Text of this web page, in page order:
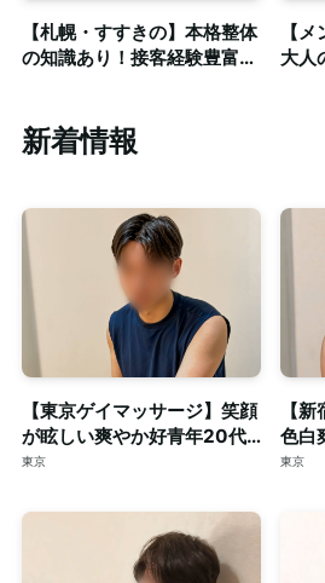
【札幌・すすきの】本格整体
の知識あり！接客経験豊富な
【
大人
新着情報
【東京ゲイマッサージ】笑顔
が眩しい爽やか好青年20代
スマート体型セラピスト◎清
東京
【
色白
の長
東京